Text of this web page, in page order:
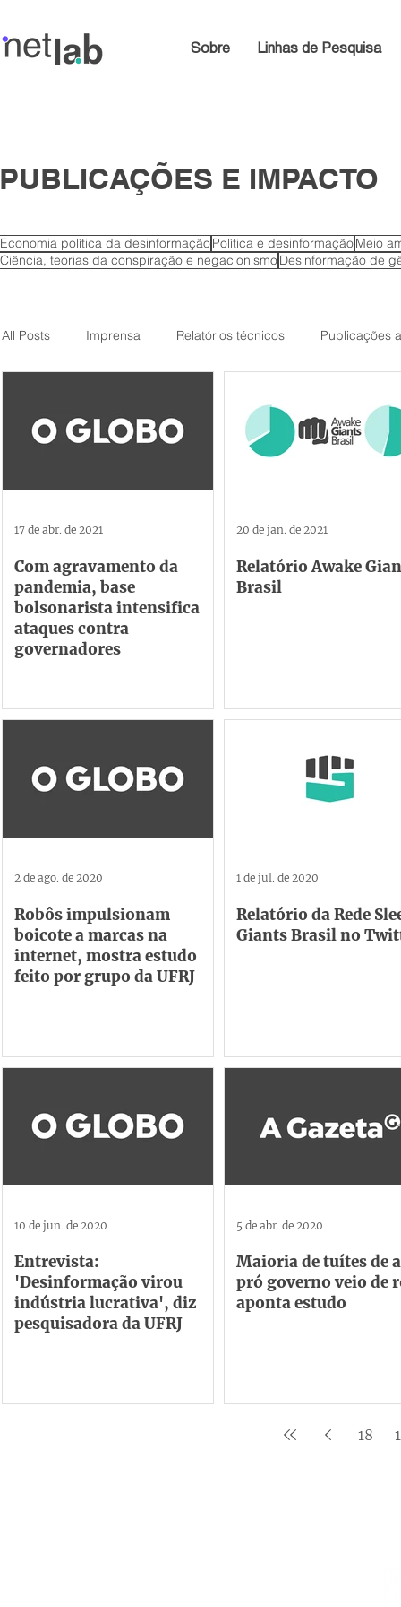
Sobre Linhas de Pesquisa
PUBLICAÇÕES E IMPACTO
Economia política da desinformaçãoPolítica e desinformaçãoMeio
Ciência, teorias da conspiração e negacionismoDesinformação de
All Posts Imprensa Relatórios técnicos Publicações
Com agravamento da
pandemia, base
bolsonarista intensifica
ataques contra
governadores
17 de abr. de 2021
Relatório Awake
Brasil
20 de jan. de 2021
Robôs impulsionam
boicote a marcas na
internet, mostra estudo
feito por grupo da UFRJ
2 de ago. de 2020
Relatório da Rede
Giants Brasil no
1 de jul. de 2020
Entrevista:
'Desinformação virou
indústria lucrativa', diz
pesquisadora da UFRJ
10 de jun. de 2020
Maioria de tuítes de
pró governo veio de
aponta estudo
5 de abr. de 2020
18